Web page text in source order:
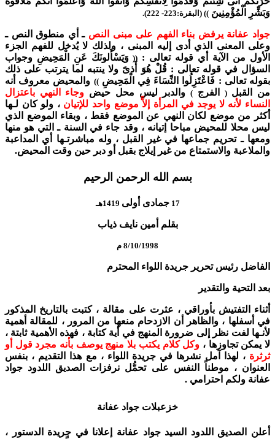
وَبَشِّرِ الْمُؤْمِنِينَ )) (البقرة:223- 222).
جواد عفانة يرفض بناء الفهم على مبنى النصـ أي منطوق النص ـ
وعلى المعنى الذي أدى إليه المبنى ، ولذلك لا يُدخل للفهم الجزء
الأول من الآية أي قوله تعالى : (( وَيَسْأَلونَكَ عَنِ الْمَحِيضِ وجواب
السؤال في قوله تعالى : قُلْ هُوَ أَذىً ولا ينتبه لما يترتب على ذلك
بقوله تعالى : فَاعْتَزِلُوا النِّسَاءَ فِي الْمَحِيضِ)) والمحيض معروف أنه
من القبل( الفرج )والدبر ليس محل حيض وجاء النهي باعتزال
النساء لأنه لا يوجد في المرأة إلاَّ موضع واحد للإتيان ، ولو كان لـها
أكثر من موضع لكان النهي عن الموضع فقط ، وبقاء الموضع الذي
ليس محلا للمحيض مباحا إتيانه ، وقد جاء في السنة ـ التي هو منها
ومعها ـ تحريم جماعها في غير القبل ، وله مباشرتـها أي المداعبة
والملاعبة والاستمتاع من غير إيلاج بقبل أو دبر حين وقت المحيض.
بسم الله الرحمن الرحيم
17 جمادى أولى
بقلم أمين نايف ذياب
8/10/1998 م
الفاضل رئيس تحرير جريدة اللواء المحترم
بعد التحية والتقدير
أثناء التفتيش بأوراقي ، عثرت على مقالة ، كتبت بالتاريخ المذكور
في أسفلها ، والظاهر أن الازدحام منعها من المرور ، للمقالة أهمية
لأنـها لفت نظر إلى ضرورة المنهج في أية كتابة ، فهذه الأهمية ثابتة ،
لا يمكن تجاوزها ، وكل كلام يكتب بلا منهج يوصف بأنه مجرد قول أو
ثرثرة ، لهذا آمل نشرها في جريدة اللواء ، مع هذا التقديم ، بنفس
العنوان ، موطناً النفس على تحمُّل نرفزات الصديق اللدود جواد
عفانة ولكم احترامي .
خزعبلات جواد عفانة
أعلن الصديق اللدود السيد جواد عفانة إعلانا في جريدة الدستور ،